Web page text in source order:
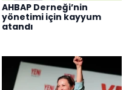
AHBAP Derneği’nin
yönetimi için kayyum
atandı